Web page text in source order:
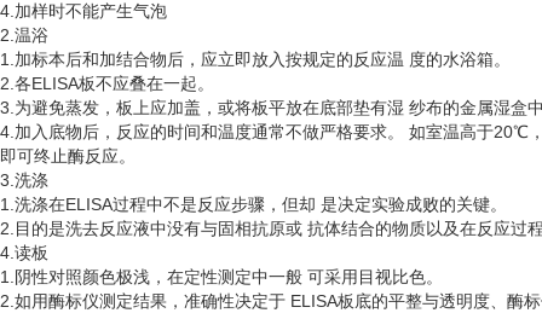
4.加样时不能产生气泡
2.温浴
1.加标本后和加结合物后，应立即放入按规定的反应温 度的水浴箱。
2.各ELISA板不应叠在一起。
3.为避免蒸发，板上应加盖，或将板平放在底部垫有湿 纱布的金属湿盒
4.加入底物后，反应的时间和温度通常不做严格要求。 如室温高于20℃
即可终止酶反应。
3.洗涤
1.洗涤在ELISA过程中不是反应步骤，但却 是决定实验成败的关键。
2.目的是洗去反应液中没有与固相抗原或 抗体结合的物质以及在反应过
4.读板
1.阴性对照颜色极浅，在定性测定中一般 可采用目视比色。
2.如用酶标仪测定结果，准确性决定于 ELISA板底的平整与透明度、酶